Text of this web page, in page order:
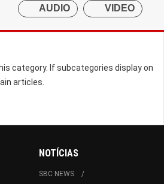
category. If subcategories display on
articles.
NOTÍCIAS
SBC NEWS